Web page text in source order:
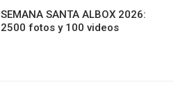
SEMANA SANTA ALBOX 2026:
2500 fotos y 100 videos